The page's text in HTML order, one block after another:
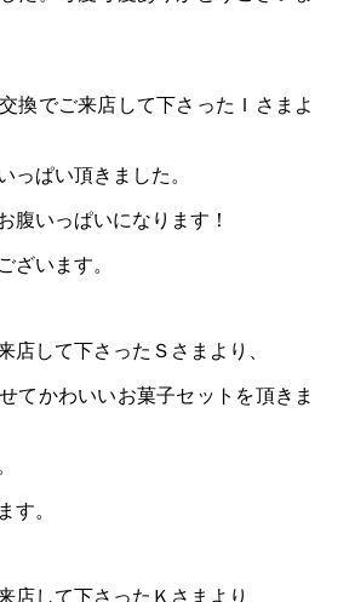
換でご来店して下さったＩさまよ
っぱい頂きました。
腹いっぱいになります！
ざいます。
店して下さったＳさまより、
てかわいいお菓子セットを頂きま
す。
店して下さったＫさまより、